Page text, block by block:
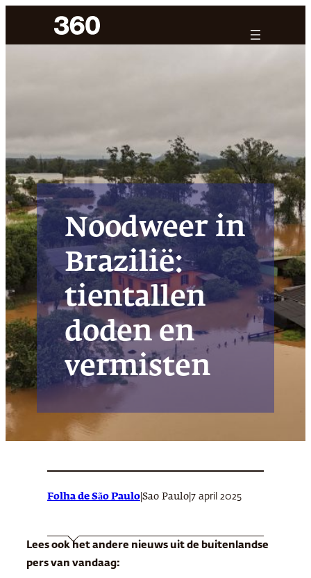
Noodweer in
Brazilië:
tientallen
doden en
vermisten
Folha de São Paulo Sao Paulo 7 april 2025
Lees ook het andere nieuws uit de buitenlandse
pers van vandaag: